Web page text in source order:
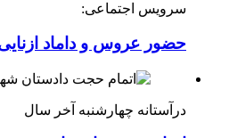
سرویس اجتماعی:
حضور عروس و داماد ازنایی
درآستانه چهارشنبه آخر سال